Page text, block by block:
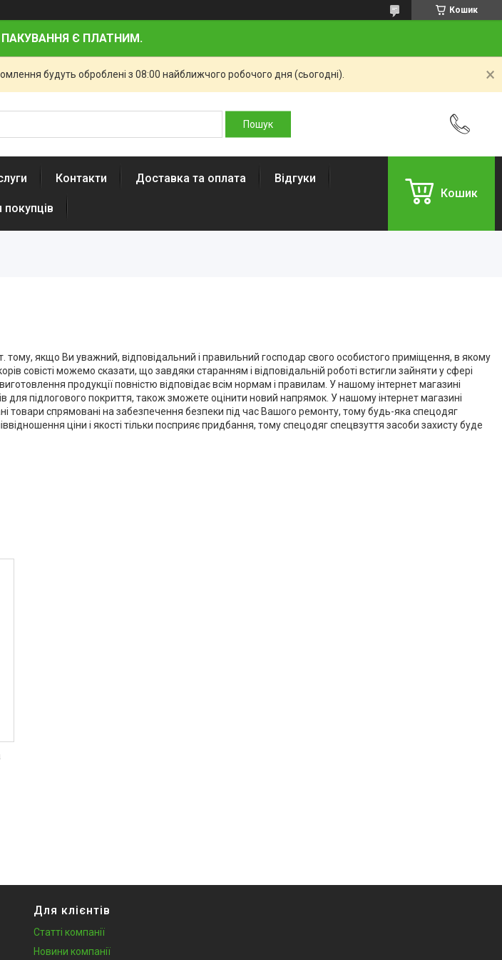
Кошик
ПАКУВАННЯ Є ПЛАТНИМ.
будуть оброблені з 08:00 найближчого робочого дня (сьогодні).
Контакти Доставка та оплата Відгуки
покупців
Кошик
тому, якщо Ви уважний, відповідальний і правильний господар свого особистого приміщення, в якому
можемо сказати, що завдяки старанням і відповідальній роботі встигли зайняти у сфері
продукції повністю відповідає всім нормам і правилам. У нашому інтернет магазині
підлогового покриття, також зможете оцінити новий напрямок. У нашому інтернет магазині
товари спрямовані на забезпечення безпеки під час Вашого ремонту, тому будь-яка спецодяг
ціни і якості тільки посприяє придбання, тому спецодяг спецвзуття засоби захисту буде
Для клієнтів
Статті компанії
Новини компанії